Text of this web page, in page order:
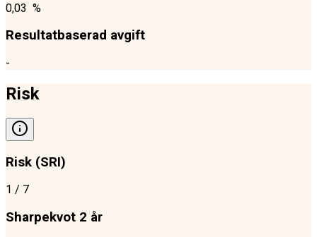
0,03 %
Resultatbaserad avgift
-
Risk
Risk (SRI)
1 / 7
Sharpekvot 2 år